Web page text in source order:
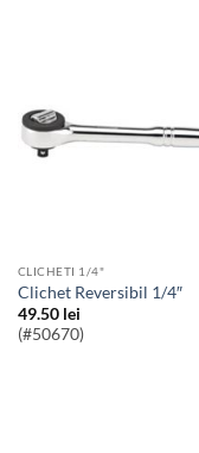
CLICHETI 1/4"
Clichet Reversibil 1/4″
49.50 lei
(#50670)